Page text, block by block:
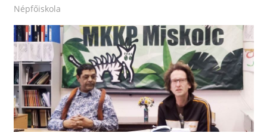
Népfőiskola